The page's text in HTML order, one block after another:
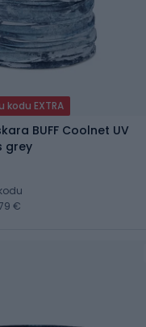
kodu EXTRA
BUFF Coolnet UV
grey
€